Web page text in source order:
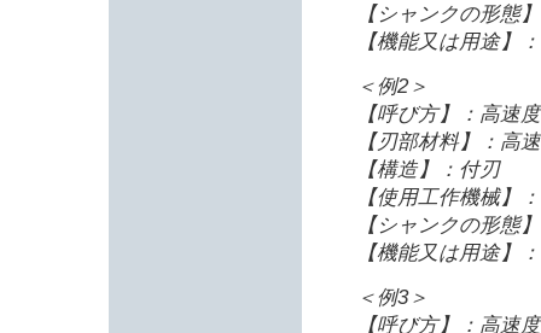
【シャンクの形態
【機能又は用途】
＜例2＞
【呼び方】：高速
【刃部材料】：高
【構造】：付刃
【使用工作機械】
【シャンクの形態
【機能又は用途】
＜例3＞
【呼び方】：高速